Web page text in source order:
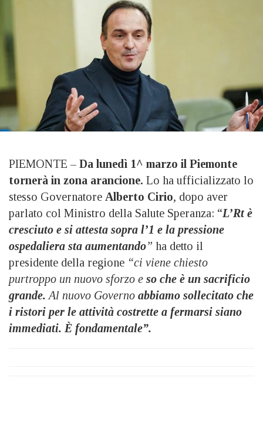
PIEMONTE – Da lunedì 1^ marzo il Piemonte
tornerà in zona arancione. Lo ha ufficializzato lo
stesso Governatore Alberto Cirio, dopo aver
parlato col Ministro della Salute Speranza: “L’Rt è
cresciuto e si attesta sopra l’1 e la pressione
ospedaliera sta aumentando” ha detto il
presidente della regione “ci viene chiesto
purtroppo un nuovo sforzo e so che è un sacrificio
grande. Al nuovo Governo abbiamo sollecitato che
i ristori per le attività costrette a fermarsi siano
immediati. È fondamentale”.